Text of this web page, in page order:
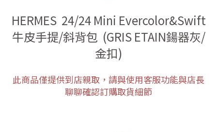
HERMES 24/24 Mini Evercolor&Swift
牛皮手提/斜背包 (GRIS ETAIN鍚器灰/
金扣)
此商品僅提供到店親取，請與使用客服功能與店長
聊聊確認訂購取貨細節